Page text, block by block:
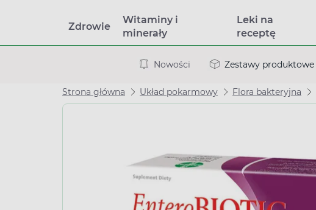
Zdrowie
Witaminy i
minerały
Leki na
receptę
Nowości Zestawy produktowe
Strona główna Układ pokarmowy Flora bakteryjna